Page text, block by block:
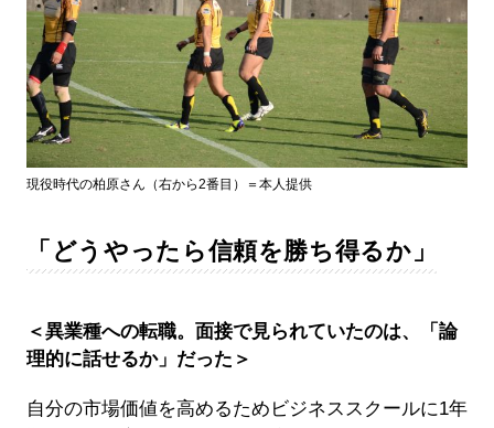
現役時代の柏原さん（右から2番目）＝本人提供
「どうやったら信頼を勝ち得るか」
＜異業種への転職。面接で見られていたのは、「論
理的に話せるか」だった＞
自分の市場価値を高めるためビジネススクールに1年